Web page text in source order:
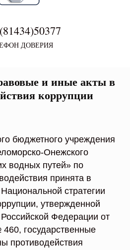
ДОВЕРИЯ
и иные акты в
коррупции
бюджетного учреждения
Онежского
водных путей» по
принята в
стратегии
утвержденной
Федерации от
государственные
противодействия